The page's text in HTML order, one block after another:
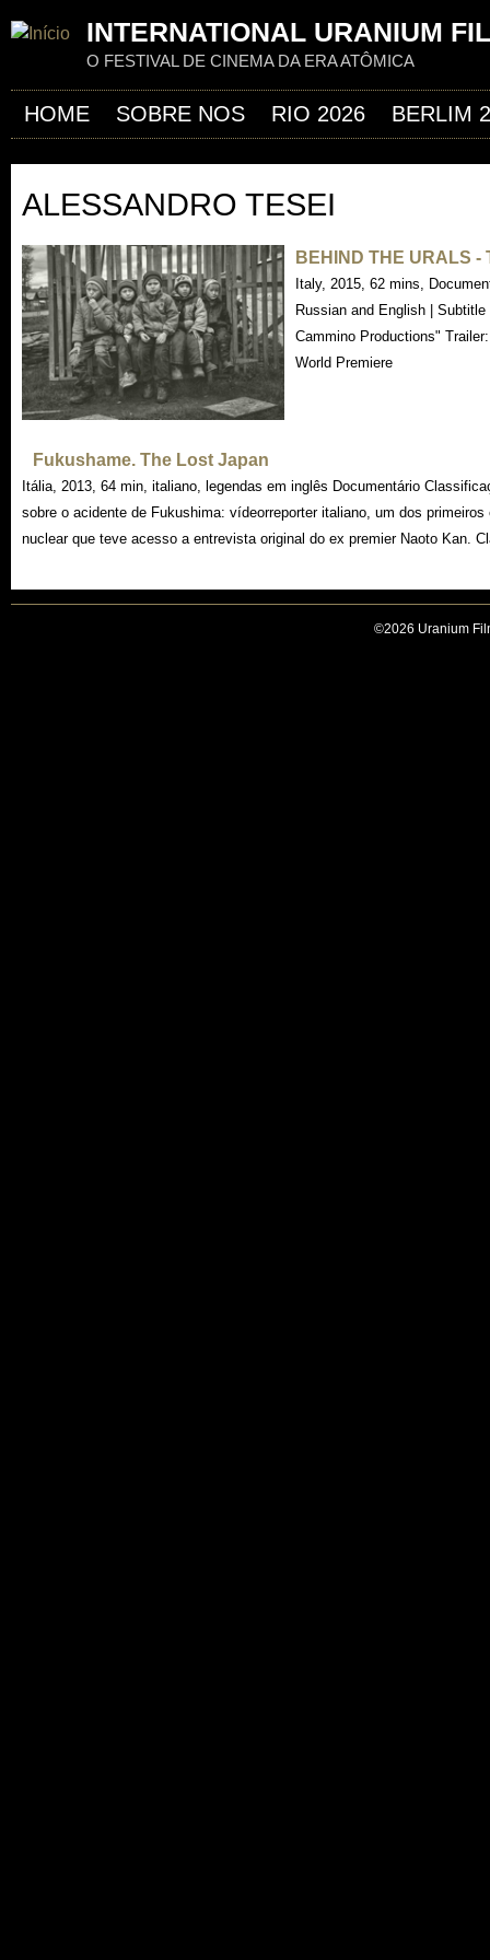
INTERNATIONAL URANIUM
O FESTIVAL DE CINEMA DA ERA ATÔMICA
ALESSANDRO TESEI
BEHIND THE URALS -
Italy, 2015, 62 mins,
Russian and English |
Cammino Productions"
World Premiere
Fukushame. The Lost Japan
Itália, 2013, 64 min, italiano, legendas em inglês Documentário
sobre o acidente de Fukushima: vídeorreporter italiano, um dos
nuclear que teve acesso a entrevista original do ex premier Naoto Kan.
HOME SOBRE NOS RIO 2026 BERLIM
©2026 Uranium